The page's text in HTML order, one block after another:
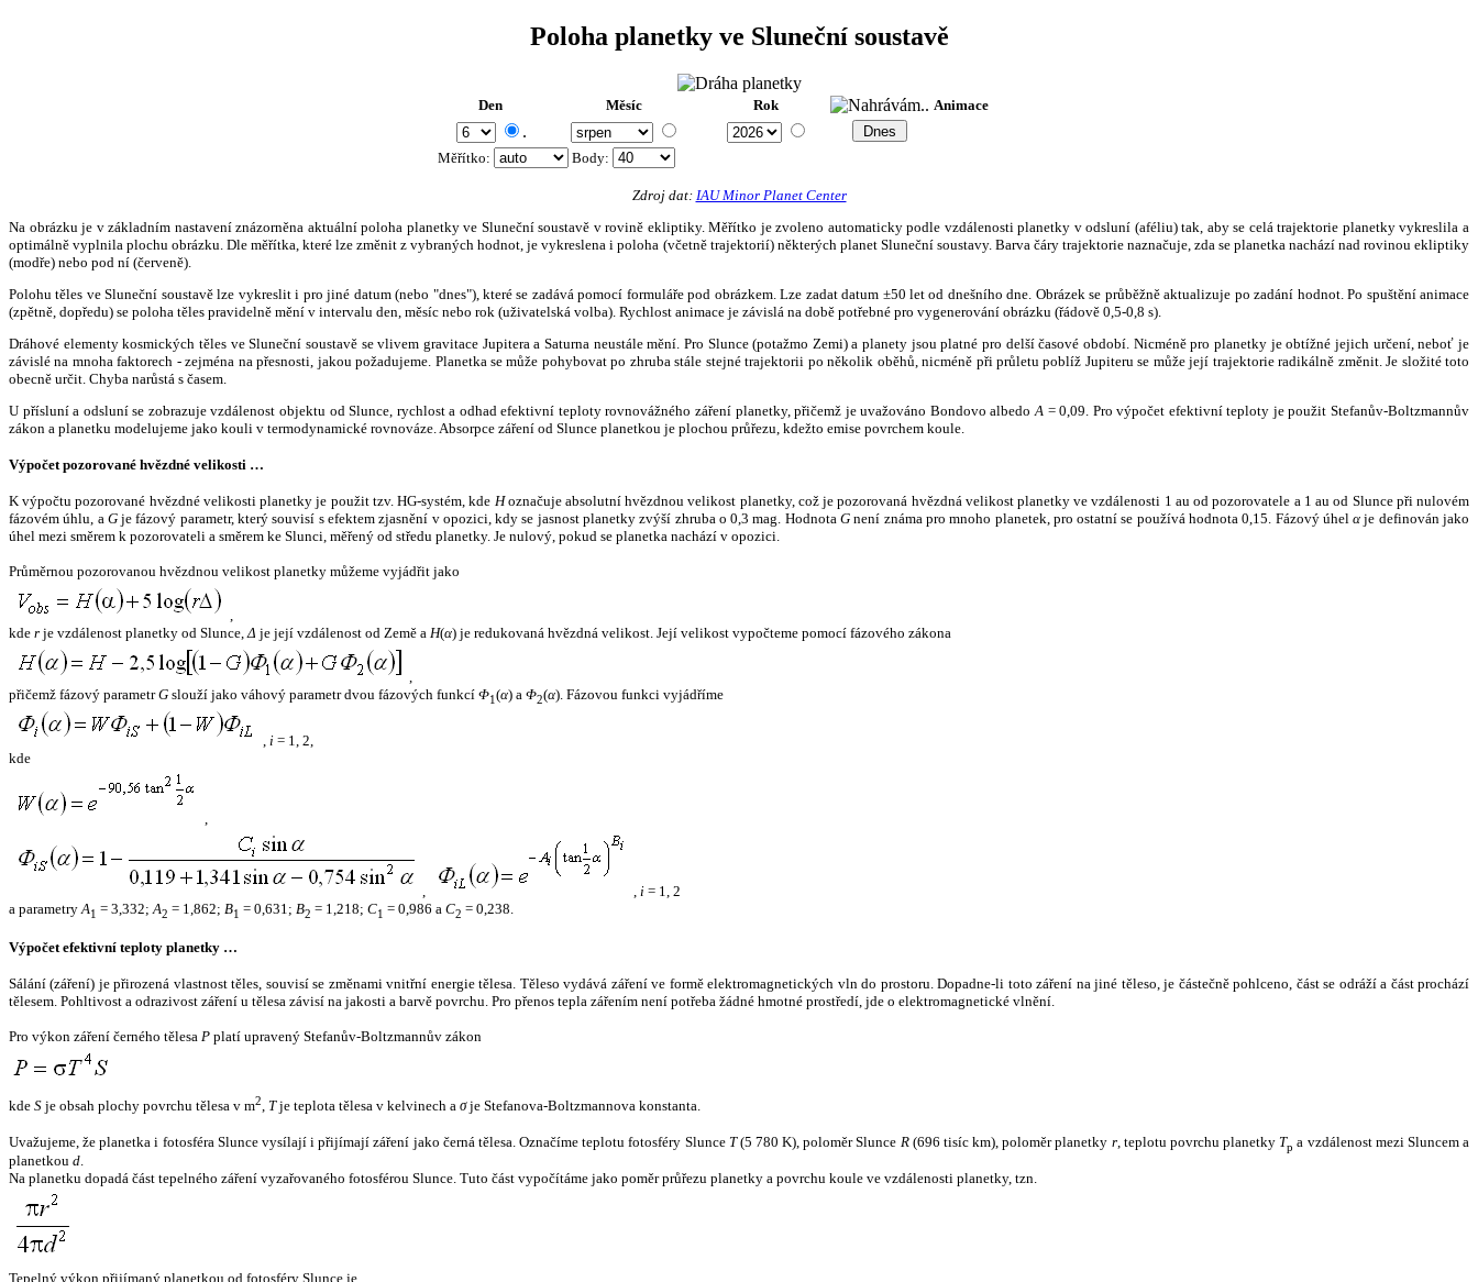
Poloha planetky ve Sluneční soustavě
Den Měsíc Rok Animace
.
Měřítko: Body:
Zdroj dat: IAU Minor Planet Center
Na obrázku je v základním nastavení znázorněna aktuální poloha planetky ve Sluneční soustavě v rovině ekliptiky. Měřítko je zvoleno automaticky podle vzdálenosti planetky v odsluní (aféliu) tak, aby se celá trajektorie planetky vykreslila a
optimálně vyplnila plochu obrázku. Dle měřítka, které lze změnit z vybraných hodnot, je vykreslena i poloha (včetně trajektorií) některých planet Sluneční soustavy. Barva čáry trajektorie naznačuje, zda se planetka nachází nad rovinou ekliptiky
(modře) nebo pod ní (červeně).
Polohu těles ve Sluneční soustavě lze vykreslit i pro jiné datum (nebo "dnes"), které se zadává pomocí formuláře pod obrázkem. Lze zadat datum ±50 let od dnešního dne. Obrázek se průběžně aktualizuje po zadání hodnot. Po spuštění animace
(zpětně, dopředu) se poloha těles pravidelně mění v intervalu den, měsíc nebo rok (uživatelská volba). Rychlost animace je závislá na době potřebné pro vygenerování obrázku (řádově 0,5-0,8 s).
Dráhové elementy kosmických těles ve Sluneční soustavě se vlivem gravitace Jupitera a Saturna neustále mění. Pro Slunce (potažmo Zemi) a planety jsou platné pro delší časové období. Nicméně pro planetky je obtížné jejich určení, neboť je
závislé na mnoha faktorech - zejména na přesnosti, jakou požadujeme. Planetka se může pohybovat po zhruba stále stejné trajektorii po několik oběhů, nicméně při průletu poblíž Jupiteru se může její trajektorie radikálně změnit. Je složité toto
obecně určit. Chyba narůstá s časem.
U přísluní a odsluní se zobrazuje vzdálenost objektu od Slunce, rychlost a odhad efektivní teploty rovnovážného záření planetky, přičemž je uvažováno Bondovo albedo A = 0,09. Pro výpočet efektivní teploty je použit Stefanův-Boltzmannův
zákon a planetku modelujeme jako kouli v termodynamické rovnováze. Absorpce záření od Slunce planetkou je plochou průřezu, kdežto emise povrchem koule.
Výpočet pozorované hvězdné velikosti …
K výpočtu pozorované hvězdné velikosti planetky je použit tzv. HG-systém, kde Hoznačuje absolutní hvězdnou velikost planetky, což je pozorovaná hvězdná velikost planetky ve vzdálenosti 1 au od pozorovatele a 1 au od Slunce při nulovém
fázovém úhlu, a Gje fázový parametr, který souvisí s efektem zjasnění v opozici, kdy se jasnost planetky zvýší zhruba o 0,3 mag. HodnotaG není známa pro mnoho planetek, pro ostatní se používá hodnota 0,15. Fázový úhelα je definován jako
úhel mezi směrem k pozorovateli a směrem ke Slunci, měřený od středu planetky. Je nulový, pokud se planetka nachází v opozici.
Průměrnou pozorovanou hvězdnou velikost planetky můžeme vyjádřit jako
,
kde r je vzdálenost planetky od Slunce,Δ je její vzdálenost od Země a H(α) je redukovaná hvězdná velikost. Její velikost vypočteme pomocí fázového zákona
,
přičemž fázový parametrG slouží jako váhový parametr dvou fázových funkcí Φ1(α) a Φ2(α). Fázovou funkci vyjádříme
, i = 1, 2,
kde
,
, , i = 1, 2
a parametryA1 = 3,332;A2 = 1,862; B1 = 0,631; B2 = 1,218; C1 = 0,986 a C2 = 0,238.
Výpočet efektivní teploty planetky …
Sálání (záření) je přirozená vlastnost těles, souvisí se změnami vnitřní energie tělesa. Těleso vydává záření ve formě elektromagnetických vln do prostoru. Dopadne-li toto záření na jiné těleso, je částečně pohlceno, část se odráží a část prochází
tělesem. Pohltivost a odrazivost záření u tělesa závisí na jakosti a barvě povrchu. Pro přenos tepla zářením není potřeba žádné hmotné prostředí, jde o elektromagnetické vlnění.
Pro výkon záření černého tělesa P platí upravený Stefanův-Boltzmannův zákon
kde S je obsah plochy povrchu tělesa v m2, Tje teplota tělesa v kelvinech a σje Stefanova-Boltzmannova konstanta.
Uvažujeme, že planetka i fotosféra Slunce vysílají i přijímají záření jako černá tělesa. Označíme teplotu fotosféry Slunce T(5 780 K), poloměr Slunce R(696 tisíc km), poloměr planetky r, teplotu povrchu planetky Tp a vzdálenost mezi Sluncem a
planetkou d.
Na planetku dopadá část tepelného záření vyzařovaného fotosférou Slunce. Tuto část vypočítáme jako poměr průřezu planetky a povrchu koule ve vzdálenosti planetky, tzn.
Tepelný výkon přijímaný planetkou od fotosféry Slunce je